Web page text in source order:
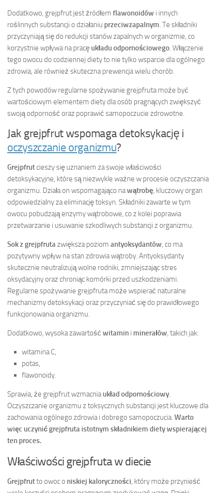
Dodatkowo, grejpfrut jest źródłem flawonoidów i innych
roślinnych substancji o działaniu przeciwzapalnym. Te składniki
przyczyniają się do redukcji stanów zapalnych w organizmie, co
korzystnie wpływa na pracę układu odpornościowego. Włączenie
tego owocu do codziennej diety to nie tylko wsparcie dla ogólnego
zdrowia, ale również skuteczna prewencja wielu chorób.
Z tych powodów regularne spożywanie grejpfruta może być
wartościowym elementem diety dla osób pragnących zwiększyć
swoją odporność oraz poprawić samopoczucie zdrowotne.
Jak grejpfrut wspomaga detoksykację i
oczyszczanie organizmu?
Grejpfrutcieszy się uznaniem za swoje właściwości
detoksykacyjne, które są niezwykle ważne w procesie oczyszczania
organizmu. Działa on wspomagająco nawątrobę, kluczowy organ
odpowiedzialny za eliminację toksyn. Składniki zawarte w tym
owocu pobudzają enzymy wątrobowe, co z kolei poprawia
przetwarzanie i usuwanie szkodliwych substancji z organizmu.
Sok z grejpfrutazwiększa poziom antyoksydantów, co ma
pozytywny wpływ na stan zdrowia wątroby. Antyoksydanty
skutecznie neutralizują wolne rodniki, zmniejszając stres
oksydacyjny oraz chroniąc komórki przed uszkodzeniami.
Regularne spożywanie grejpfruta może wspierać naturalne
mechanizmy detoksykacji oraz przyczyniać się do prawidłowego
funkcjonowania organizmu.
Dodatkowo, wysoka zawartość witamin i minerałów, takich jak:
witamina C,
potas,
flawonoidy.
Sprawia, że grejpfrut wzmacniaukład odpornościowy.
Oczyszczanie organizmu z toksycznych substancji jest kluczowe dla
zachowania ogólnego zdrowia i dobrego samopoczucia. Warto
więc uczynić grejpfruta istotnym składnikiem diety wspierającej
ten proces.
Właściwości grejpfruta w diecie
Grejpfrutto owoc o niskiej kaloryczności, który może przynieść